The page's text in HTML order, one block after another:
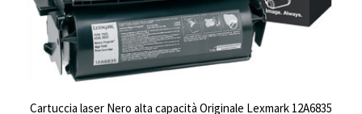
Cartuccia laser Nero alta capacità Originale Lexmark 12A6835